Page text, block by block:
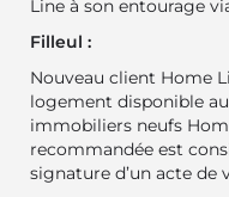
Line à son entourage
Filleul :
Nouveau client Home
logement disponible
immobiliers neufs
recommandée est
signature d’un acte de